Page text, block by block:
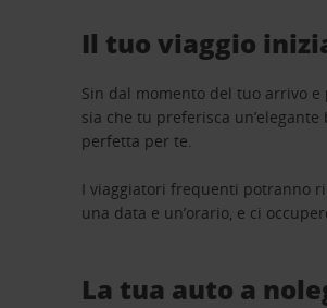
Il tuo viaggio
Sin dal momento del tuo arrivo
sia che tu preferisca
perfetta per te.
I viaggiatori frequenti potranno
una data e un’orario, e ci
La tua auto a